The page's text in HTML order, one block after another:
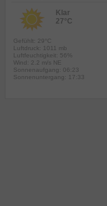
Klar
27°C
Gefühlt: 29°C
Luftdruck: 1011 mb
Luftfeuchtigkeit: 56%
Wind: 2.2 m/s NE
Sonnenaufgang: 06:23
Sonnenuntergang: 17:33